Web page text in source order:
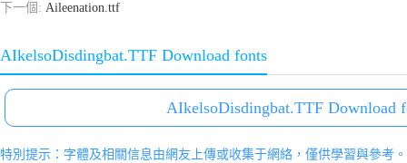
下一個: Aileenation.ttf
AIkelsoDisdingbat.TTF Download fonts
AIkelsoDisdingbat.TTF Download
特別提示：字體及相關信息由網友上傳或收集于網絡，僅供學習與參考